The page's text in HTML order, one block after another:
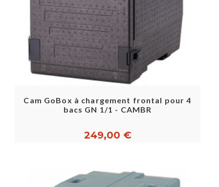
Cam GoBox à chargement frontal pour 4
bacs GN 1/1 - CAMBR
249,00 €